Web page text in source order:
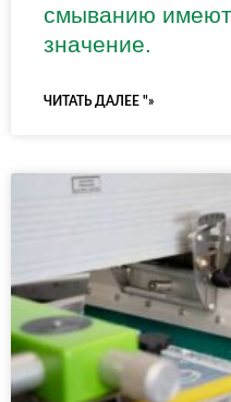
смыванию
значение.
ЧИТАТЬ ДАЛЕЕ "»